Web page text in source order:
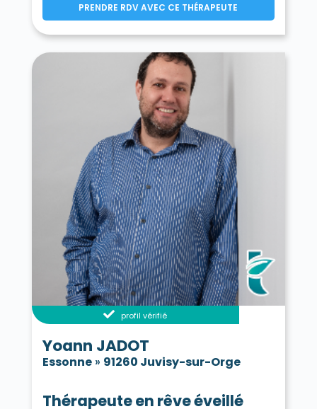
PRENDRE RDV AVEC CE THÉRAPEUTE
profil vérifié
Yoann JADOT
Essonne» 91260 Juvisy-sur-Orge
Thérapeute en rêve éveillé